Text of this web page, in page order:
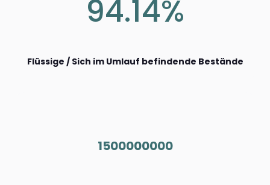
94.14%
Flüssige / Sich im Umlauf befindende Bestände
1500000000